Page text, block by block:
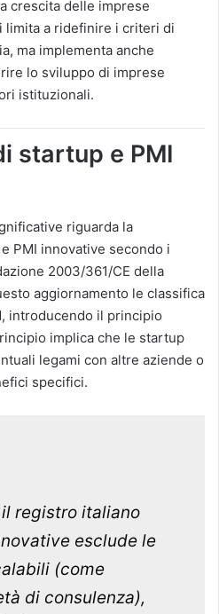
crescita delle imprese
limita a ridefinire i criteri di
ma implementa anche
lo sviluppo di imprese
istituzionali.
startup e PMI
riguarda la
PMI innovative secondo i
2003/361/CE della
aggiornamento le classifica
, introducendo il principio
implica che le startup
legami con altre aziende o
specifici​​.
registro italiano
esclude le
(come
di consulenza),